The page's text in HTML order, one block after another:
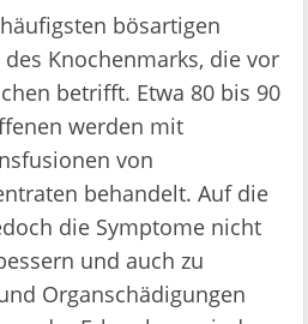
bösartigen
Knochenmarks, die vor
betrifft. Etwa 80 bis 90
werden mit
von
behandelt. Auf die
die Symptome nicht
und auch zu
Organschädigungen